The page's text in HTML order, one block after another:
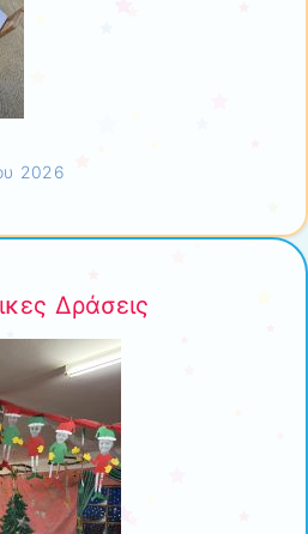
2026
Δράσεις